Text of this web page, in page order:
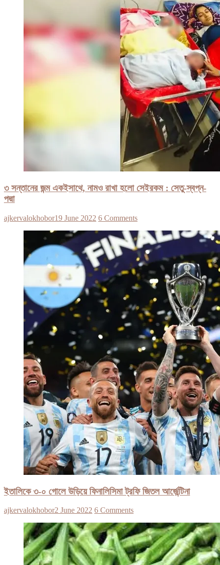
৩ সন্তানের জন্ম একইসাথে, নামও রাখা হলো সেইরকম : সেতু-স্বপ্ন-
পদ্মা
ajkervalokhobor19 June 2022 6 Comments
ইতালিকে ৩-০ গোলে উড়িয়ে ফিনালিসিমা ট্রফি জিতল আর্জেন্টিনা
ajkervalokhobor2 June 2022 6 Comments